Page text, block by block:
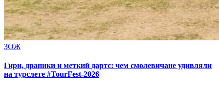
ЗОЖ
Гири, драники и меткий дартс: чем смолевичане удивляли
на турслете #TourFest-2026